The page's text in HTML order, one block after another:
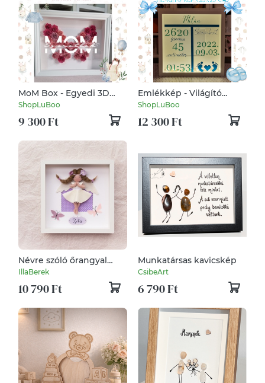
MoM Box - Egyedi 3D
kép
ShopLuBoo
9 300 Ft
Emlékkép - Világító
emlékőr kép (25x25 cm)
ShopLuBoo
12 300 Ft
Névre szóló őrangyal
keretben, pillangókkal
IllaBerek
10 790 Ft
Munkatársas kavicskép
CsibeArt
6 790 Ft